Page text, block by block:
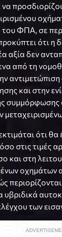
του ΦΠΑ, σε
ότι η
αξία δεν
από τη
και στην
συμμόρφωσης
ότι
στις τιμές
και στη
οχημάτων
υβριδικά
των